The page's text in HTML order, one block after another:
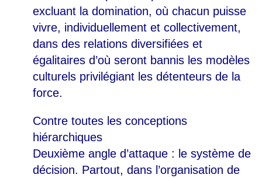
excluant la domination, où chacun puisse
vivre, individuellement et collectivement,
dans des relations diversifiées et
égalitaires d’où seront bannis les modèles
culturels privilégiant les détenteurs de la
force.
Contre toutes les conceptions
hiérarchiques
Deuxième angle d’attaque : le système de
décision. Partout, dans l’organisation de